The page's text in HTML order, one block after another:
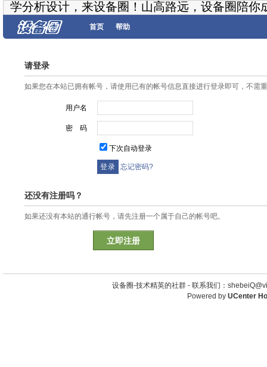
学分析设计，来设备圈！山高路远，设备圈陪你
首页 帮助
请登录
如果您在本站已拥有帐号，请使用已有的帐号信息直接进行登录即可，不需
用户名
密 码
下次自动登录
忘记密码?
还没有注册吗？
如果还没有本站的通行帐号，请先注册一个属于自己的帐号吧。
立即注册
设备圈-技术精英的社群 - 联系我们：
Powered by UCenter